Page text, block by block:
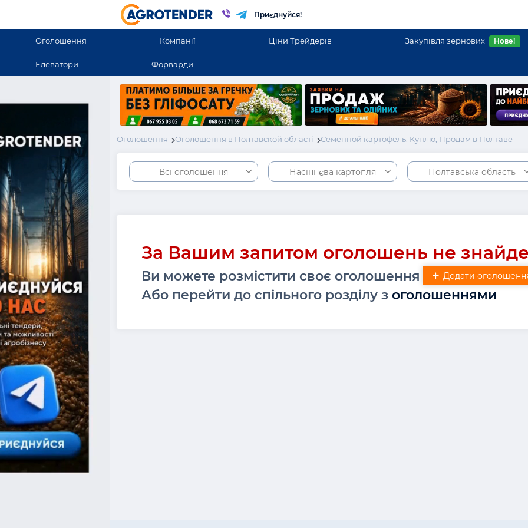
Приєднуйся!
Оголошення Компанії Ціни Трейдерів Закупівля зернових Нове!
Елеватори Форварди
Оголошення Оголошення в Полтавской області Семенной картофель: Куплю, Продам в Полтаве
Всі оголошення Насіннєва картопля Полтавська область
За Вашим запитом оголошень не
Ви можете розмістити своє оголошення Додати
Або перейти до спільного розділу з оголошеннями